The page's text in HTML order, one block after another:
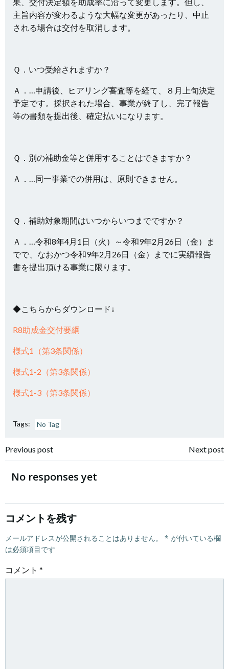
主旨内容が変わるような大幅な変更があったり、中止
される場合は交付を取消します。
Ｑ．いつ受給されますか？
Ａ．…申請後、ヒアリング審査等を経て、８月上旬決定
予定です。採択された場合、事業が終了し、完了報告
等の書類を提出後、確定払いになります。
Ｑ．別の補助金等と併用することはできますか？
Ａ．…同一事業での併用は、原則できません。
Ｑ．補助対象期間はいつからいつまでですか？
Ａ．…令和8年4月1日（火）～令和9年2月26日（金）ま
でで、なおかつ令和9年2月26日（金）までに実績報告
書を提出頂ける事業に限ります。
◆こちらからダウンロード↓
R8助成金交付要綱
様式1（第3条関係）
様式1-2（第3条関係）
様式1-3（第3条関係）
Tags: No Tag
投
稿
ナ
ビ
ゲ
ー
Previous post
ナ
ゲ
Next post
No responses yet
コメントを残す
メールアドレスが公開されることはありません。 * が付いている欄
は必須項目です
コメント *